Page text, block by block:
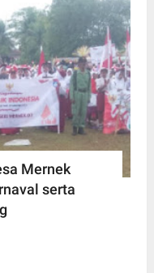
Mernek
serta